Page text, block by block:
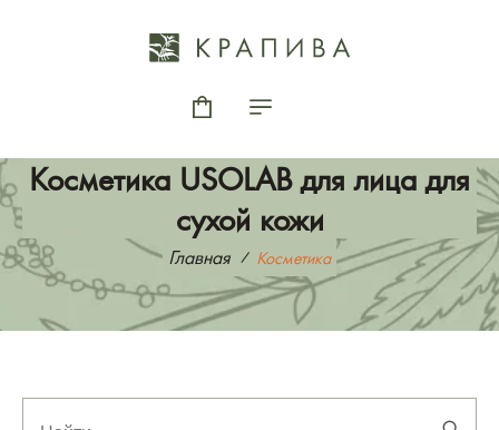
Косметика USOLAB для лица для
сухой кожи
Главная Косметика